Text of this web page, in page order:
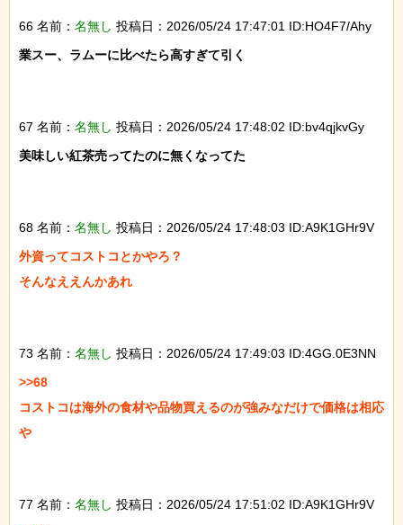
66 名前： 名無し 投稿日：2026/05/24 17:47:01 ID:HO4F7/Ahy
業スー、ラムーに比べたら高すぎて引く
67 名前： 名無し 投稿日：2026/05/24 17:48:02 ID:bv4qjkvGy
美味しい紅茶売ってたのに無くなってた
68 名前： 名無し 投稿日：2026/05/24 17:48:03 ID:A9K1GHr9V
外資ってコストコとかやろ？
そんなええんかあれ
73 名前： 名無し 投稿日：2026/05/24 17:49:03 ID:4GG.0E3NN
>>68
コストコは海外の食材や品物買えるのが強みなだけで価格は相応
や
77 名前： 名無し 投稿日：2026/05/24 17:51:02 ID:A9K1GHr9V